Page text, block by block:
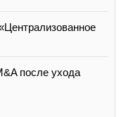
после ухода